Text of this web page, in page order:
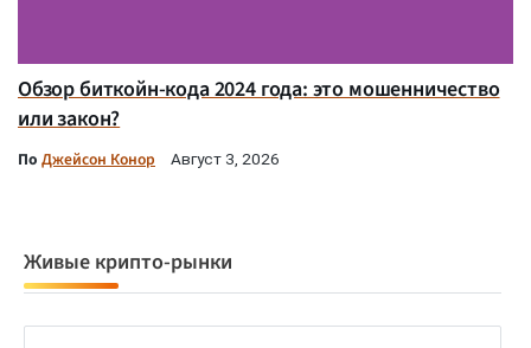
Обзор биткойн-кода 2024 года: это мошенничество
или закон?
По Джейсон Конор Август 3, 2026
Живые крипто-рынки